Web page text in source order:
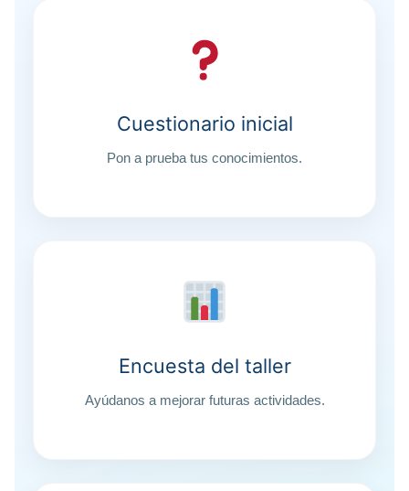
Cuestionario inicial
Pon a prueba tus conocimientos.
Encuesta del taller
Ayúdanos a mejorar futuras actividades.